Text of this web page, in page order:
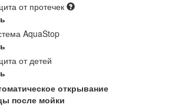
от протечек
AquaStop
от детей
открывание
после мойки